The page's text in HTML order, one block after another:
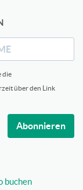
die
über den Link
Abonnieren
buchen